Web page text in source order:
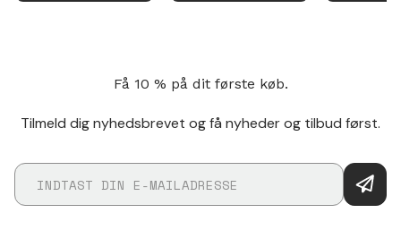
Få 10 % på dit første køb.
Tilmeld dig nyhedsbrevet og få nyheder og tilbud først.